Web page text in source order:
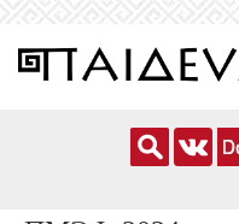
основному